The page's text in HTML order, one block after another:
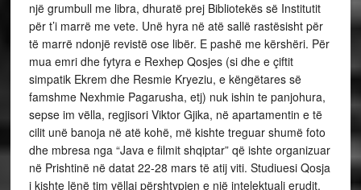
një grumbull me libra, dhuratë prej Bibliotekës së Institutit
për t’i marrë me vete. Unë hyra në atë sallë rastësisht për
të marrë ndonjë revistë ose libër. E pashë me kërshëri. Për
mua emri dhe fytyra e Rexhep Qosjes (si dhe e çiftit
simpatik Ekrem dhe Resmie Kryeziu, e këngëtares së
famshme Nexhmie Pagarusha, etj) nuk ishin te panjohura,
sepse im vëlla, regjisori Viktor Gjika, në apartamentin e të
cilit unë banoja në atë kohë, më kishte treguar shumë foto
dhe mbresa nga “Java e filmit shqiptar” që ishte organizuar
në Prishtinë në datat 22-28 mars të atij viti. Studiuesi Qosja
i kishte lënë tim vëllai përshtypjen e një intelektuali erudit.